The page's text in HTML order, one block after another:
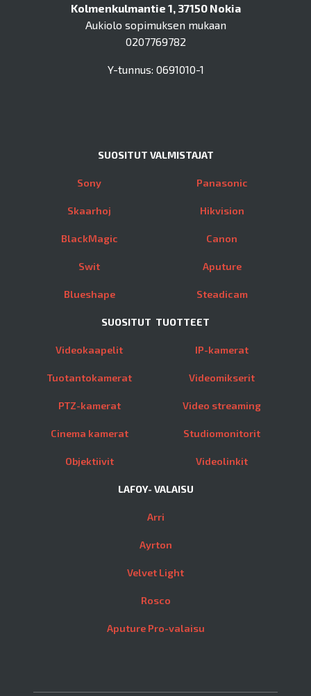
Kolmenkulmantie 1, 37150 Nokia
Aukiolo sopimuksen mukaan
0207769782
Y-tunnus: 0691010-1
SUOSITUT VALMISTAJAT
Sony
Skaarhoj
BlackMagic
Swit
Blueshape
Panasonic
Hikvision
Canon
Aputure
Steadicam
SUOSITUT TUOTTEET
Videokaapelit
Tuotantokamerat
PTZ-kamerat
Cinema kamerat
Objektiivit
IP-kamerat
Videomikserit
Video streaming
Studiomonitorit
Videolinkit
LAFOY- VALAISU
Arri
Ayrton
Velvet Light
Rosco
Aputure Pro-valaisu